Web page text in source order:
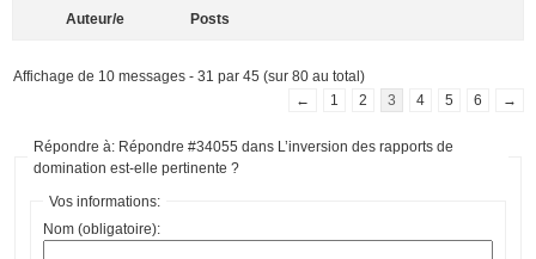
Auteur/e Posts
Affichage de 10 messages - 31 par 45 (sur 80 au total)
←
1 2 3 4 5 6 →
Répondre à: Répondre #34055 dans L’inversion des rapports de
domination est-elle pertinente ?
Vos informations:
Nom (obligatoire):